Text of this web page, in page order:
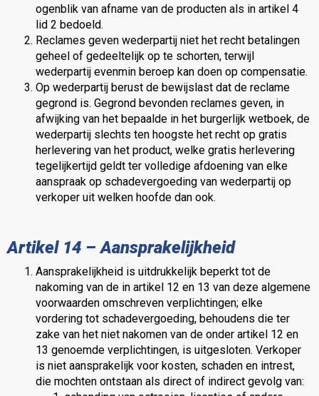
ogenblik van afname van de producten als in artikel 4
lid 2 bedoeld.
Reclames geven wederpartij niet het recht betalingen
geheel of gedeeltelijk op te schorten, terwijl
wederpartij evenmin beroep kan doen op compensatie.
Op wederpartij berust de bewijslast dat de reclame
gegrond is. Gegrond bevonden reclames geven, in
afwijking van het bepaalde in het burgerlijk wetboek, de
wederpartij slechts ten hoogste het recht op gratis
herlevering van het product, welke gratis herlevering
tegelijkertijd geldt ter volledige afdoening van elke
aanspraak op schadevergoeding van wederpartij op
verkoper uit welken hoofde dan ook.
Artikel 14 – Aansprakelijkheid
Aansprakelijkheid is uitdrukkelijk beperkt tot de
nakoming van de in artikel 12 en 13 van deze algemene
voorwaarden omschreven verplichtingen; elke
vordering tot schadevergoeding, behoudens die ter
zake van het niet nakomen van de onder artikel 12 en
13 genoemde verplichtingen, is uitgesloten. Verkoper
is niet aansprakelijk voor kosten, schaden en intrest,
die mochten ontstaan als direct of indirect gevolg van: